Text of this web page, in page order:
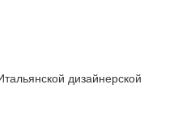
дизайнерской